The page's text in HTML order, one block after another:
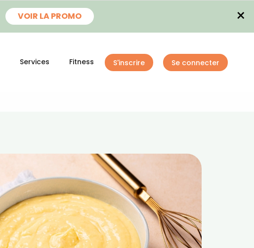
VOIR LA PROMO ×
Services Fitness S'inscrire Se connecter